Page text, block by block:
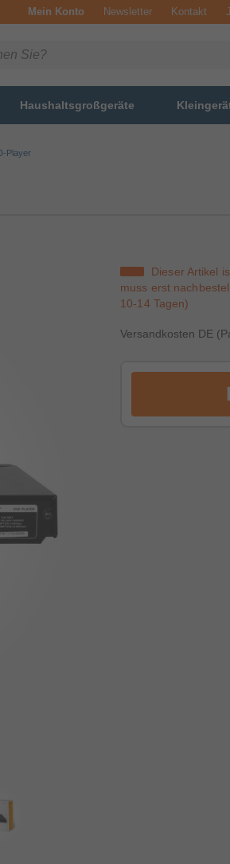
Mein Konto Newsletter Kontakt
Haushaltsgroßgeräte
Player
Dieser Artikel
muss erst
10-14 Tagen)
Versandkosten DE